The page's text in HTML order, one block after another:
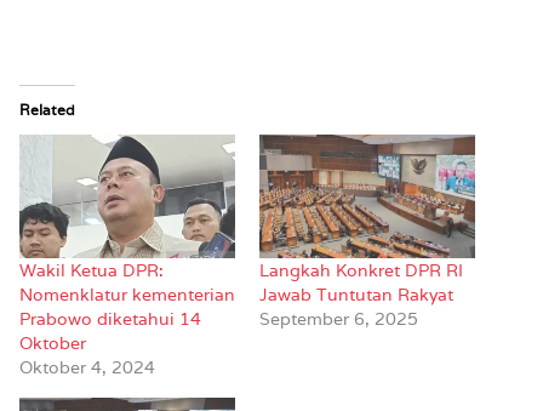
Related
Wakil Ketua DPR:
Nomenklatur kementerian
Prabowo diketahui 14
Oktober
Oktober 4, 2024
Langkah Konkret DPR RI
Jawab Tuntutan Rakyat
September 6, 2025